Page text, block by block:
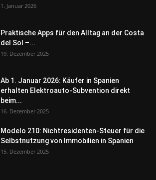
1. Januar 2026
Praktische Apps für den Alltag an der Costa
del Sol –...
19. Dezember 2025
Ab 1. Januar 2026: Käufer in Spanien
erhalten Elektroauto-Subvention direkt
beim...
16. Dezember 2025
Modelo 210: Nichtresidenten-Steuer für die
Selbstnutzung von Immobilien in Spanien
15. Dezember 2025